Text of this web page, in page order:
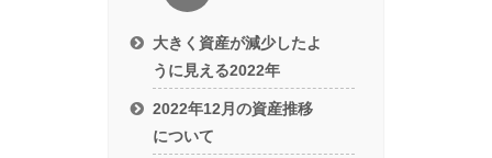
大きく資産が減少したよ
うに見える2022年
2022年12月の資産推移
について